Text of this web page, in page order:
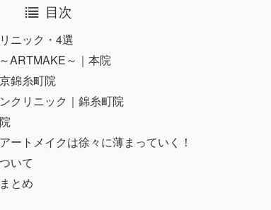
目次
ニック・4選
ARTMAKE～｜本院
錦糸町院
クリニック｜錦糸町院
ートメイクは徐々に薄まっていく！
いて
とめ